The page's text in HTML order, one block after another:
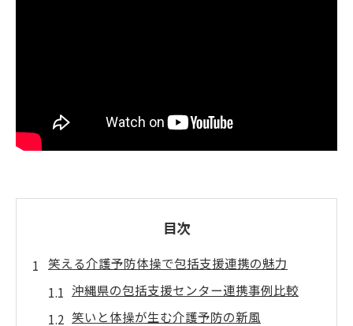
目次
笑える介護予防体操で包括支援連携の魅力
沖縄県の包括支援センター連携事例比較
笑いと体操が生む介護予防の新風